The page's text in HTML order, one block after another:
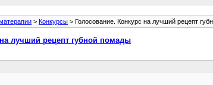
> Конкурсы > Голосование. Конкурс на лучший рецепт
лучший рецепт губной помады